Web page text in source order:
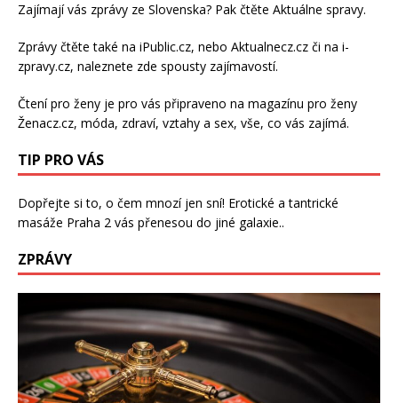
Zajímají vás zprávy ze Slovenska? Pak čtěte Aktuálne spravy.
Zprávy čtěte také na iPublic.cz, nebo Aktualnecz.cz či na i-
zpravy.cz, naleznete zde spousty zajímavostí.
Čtení pro ženy je pro vás připraveno na magazínu pro ženy
Ženacz.cz, móda, zdraví, vztahy a sex, vše, co vás zajímá.
TIP PRO VÁS
Dopřejte si to, o čem mnozí jen sní! Erotické a tantrické
masáže Praha 2 vás přenesou do jiné galaxie..
ZPRÁVY